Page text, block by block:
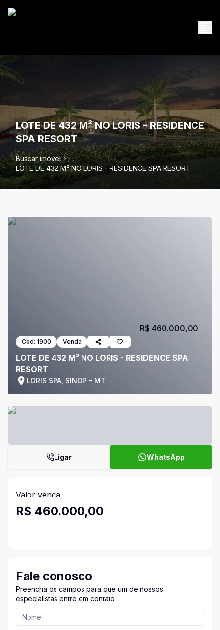
LOTE DE 432 M² NO LORIS - RESIDENCE
SPA RESORT
Buscar imóvel
LOTE DE 432 M² NO LORIS - RESIDENCE SPA RESORT
Cód: 1900 Venda
LOTE DE 432 M² NO LORIS - RESIDENCE SPA
RESORT
LORIS SPA, SINOP - MT
R$ 460.000,00
Ligar WhatsApp
Valor venda
R$ 460.000,00
Fale conosco
Preencha os campos para que um de nossos
especialistas entre em contato